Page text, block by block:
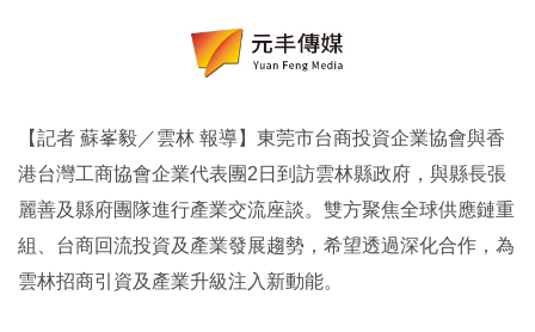
【記者 蘇峯毅／雲林 報導】東莞市台商投資企業協會與香
港台灣工商協會企業代表團2日到訪雲林縣政府，與縣長張
麗善及縣府團隊進行產業交流座談。雙方聚焦全球供應鏈重
組、台商回流投資及產業發展趨勢，希望透過深化合作，為
雲林招商引資及產業升級注入新動能。